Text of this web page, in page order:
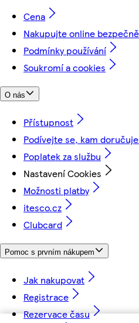
Cena
Nakupujte online bezpečně
Podmínky používání
Soukromí a cookies
O nás
Přístupnost
Podívejte se, kam
Poplatek za službu
Nastavení Cookies
Možnosti platby
itesco.cz
Clubcard
Pomoc s prvním nákupem
Jak nakupovat
Registrace
Rezervace času